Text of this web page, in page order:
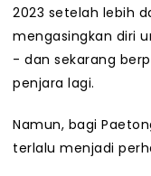
2023 setelah lebih
mengasingkan diri
- dan sekarang
penjara lagi.
Namun, bagi
terlalu menjadi